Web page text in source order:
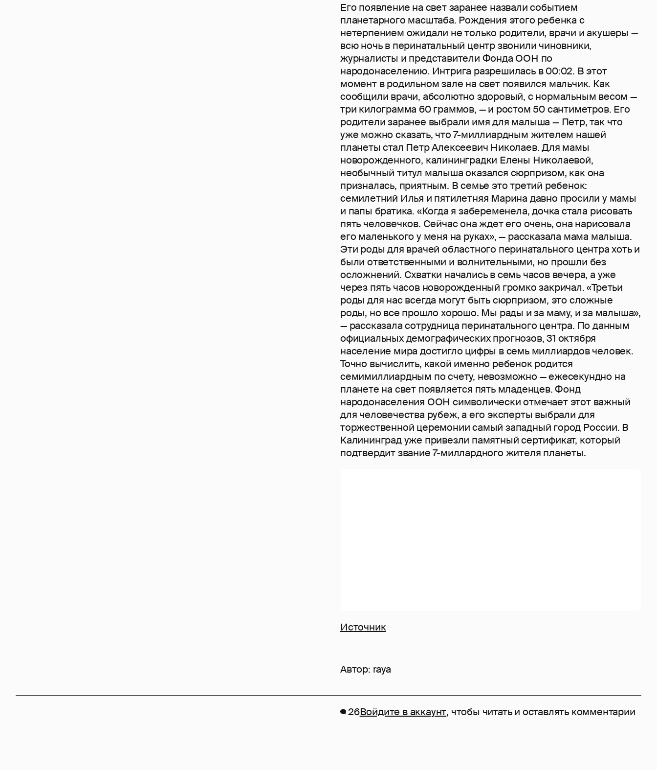
Его появление на свет заранее назвали событием
планетарного масштаба. Рождения этого ребенка с
нетерпением ожидали не только родители, врачи и акушеры —
всю ночь в перинатальный центр звонили чиновники,
журналисты и представители Фонда ООН по
народонаселению. Интрига разрешилась в 00:02. В этот
момент в родильном зале на свет появился мальчик. Как
сообщили врачи, абсолютно здоровый, с нормальным весом —
три килограмма 60 граммов, — и ростом 50 сантиметров. Его
родители заранее выбрали имя для малыша — Петр, так что
уже можно сказать, что 7-миллиардным жителем нашей
планеты стал Петр Алексеевич Николаев. Для мамы
новорожденного, калининградки Елены Николаевой,
необычный титул малыша оказался сюрпризом, как она
призналась, приятным. В семье это третий ребенок:
семилетний Илья и пятилетняя Марина давно просили у мамы
и папы братика. «Когда я забеременела, дочка стала рисовать
пять человечков. Сейчас она ждет его очень, она нарисовала
его маленького у меня на руках», — рассказала мама малыша.
Эти роды для врачей областного перинатального центра хоть и
были ответственными и волнительными, но прошли без
осложнений. Схватки начались в семь часов вечера, а уже
через пять часов новорожденный громко закричал. «Третьи
роды для нас всегда могут быть сюрпризом, это сложные
роды, но все прошло хорошо. Мы рады и за маму, и за малыша»,
— рассказала сотрудница перинатального центра. По данным
официальных демографических прогнозов, 31 октября
население мира достигло цифры в семь миллиардов человек.
Точно вычислить, какой именно ребенок родится
семимиллиардным по счету, невозможно — ежесекундно на
планете на свет появляется пять младенцев. Фонд
народонаселения ООН символически отмечает этот важный
для человечества рубеж, а его эксперты выбрали для
торжественной церемонии самый западный город России. В
Калининград уже привезли памятный сертификат, который
подтвердит звание 7-миллардного жителя планеты.
Источник
Автор: raya
26Войдите в аккаунт, чтобы читать и оставлять комментарии